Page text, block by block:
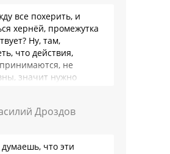
все похерить, и
хернёй, промежутка
Ну, там,
что действия,
не
значит нужно
две крайности? Хватит
Дроздов
что эти